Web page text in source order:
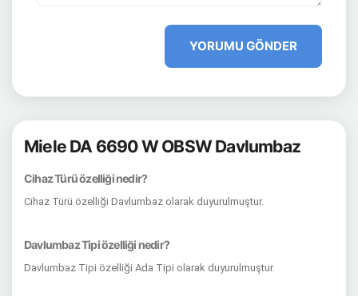
YORUMU GÖNDER
Miele DA 6690 W OBSW Davlumbaz
Cihaz Türü özelliği nedir?
Cihaz Türü özelliği Davlumbaz olarak duyurulmuştur.
Davlumbaz Tipi özelliği nedir?
Davlumbaz Tipi özelliği Ada Tipi olarak duyurulmuştur.